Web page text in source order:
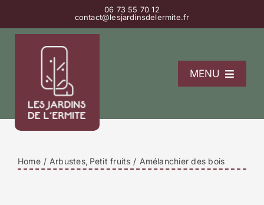
06 73 55 70 12
contact@lesjardinsdelermite.fr
MENU
La pépinière
Contact
Home Arbustes Petit fruits Amélanchier des bois